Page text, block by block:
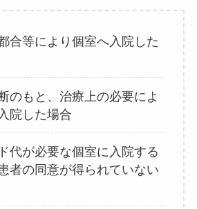
合等により個室へ入院した
のもと、治療上の必要によ
院した場合
代が必要な個室に入院する
者の同意が得られていない